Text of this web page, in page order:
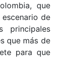
que
de
principales
que más de
para que